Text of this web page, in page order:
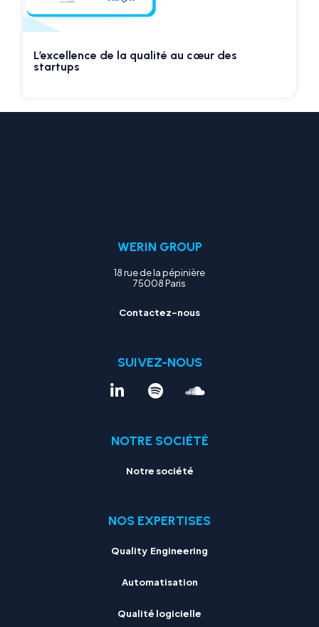
L’excellence de la qualité au cœur des
startups
WERIN GROUP
18 rue de la pépinière
75008 Paris
Contactez-nous
SUIVEZ-NOUS
NOTRE SOCIÉTÉ
Notre société
NOS EXPERTISES
Quality Engineering
Automatisation
Qualité logicielle